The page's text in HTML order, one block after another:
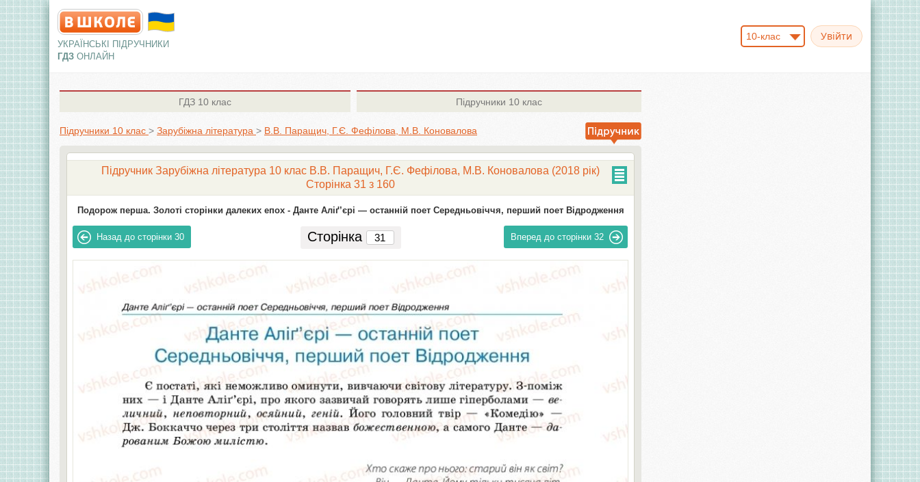
УКРАЇНСЬКІ ПІДРУЧНИКИ
ГДЗ ОНЛАЙН
10-клас
ГДЗ 10 клас Підручники 10 клас
Підручники 10 клас > Зарубіжна література > В.В. Паращич, Г.Є. Фефілова, М.В. Коновалова
Підручник Зарубіжна література 10 клас В.В. Паращич, Г.Є. Фефілова, М.В. Коновалова (2018 рік)
Сторінка 31 з 160
Подорож перша. Золоті сторінки далеких епох - Данте Аліґ’єрі — останній поет Середньовіччя, перший поет Відродження
Назад до сторінки 30 Сторінка Вперед до сторінки 32